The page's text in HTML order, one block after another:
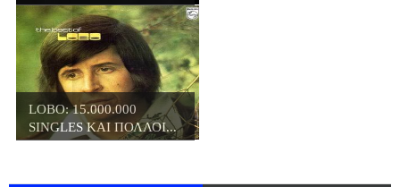
LOBO: 15.000.000
SINGLES ΚΑΙ ΠΟΛΛΟΙ...